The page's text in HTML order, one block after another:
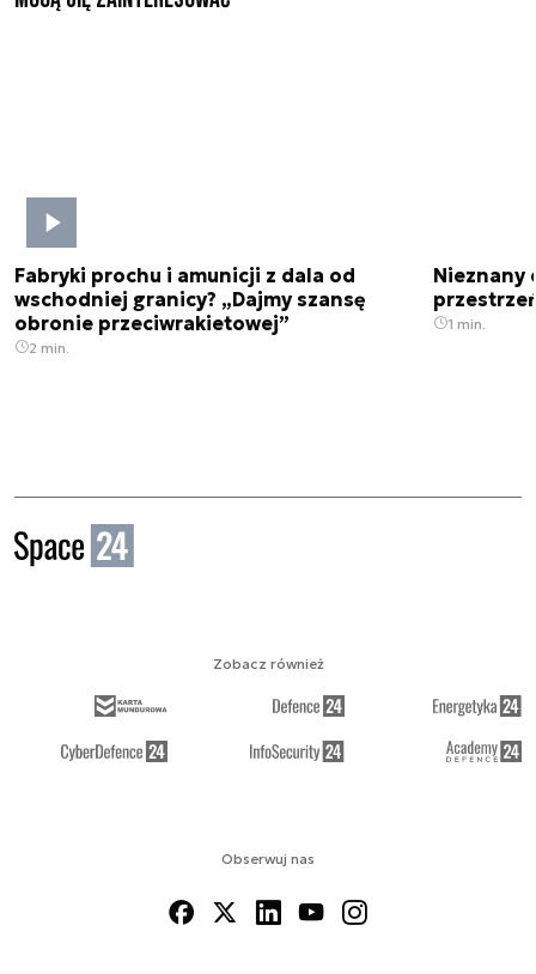
Fabryki prochu i amunicji z dala od
wschodniej granicy? „Dajmy szansę
obronie przeciwrakietowej”
2 min.
Nieznany
1 min.
Obserwuj nas
Zobacz również